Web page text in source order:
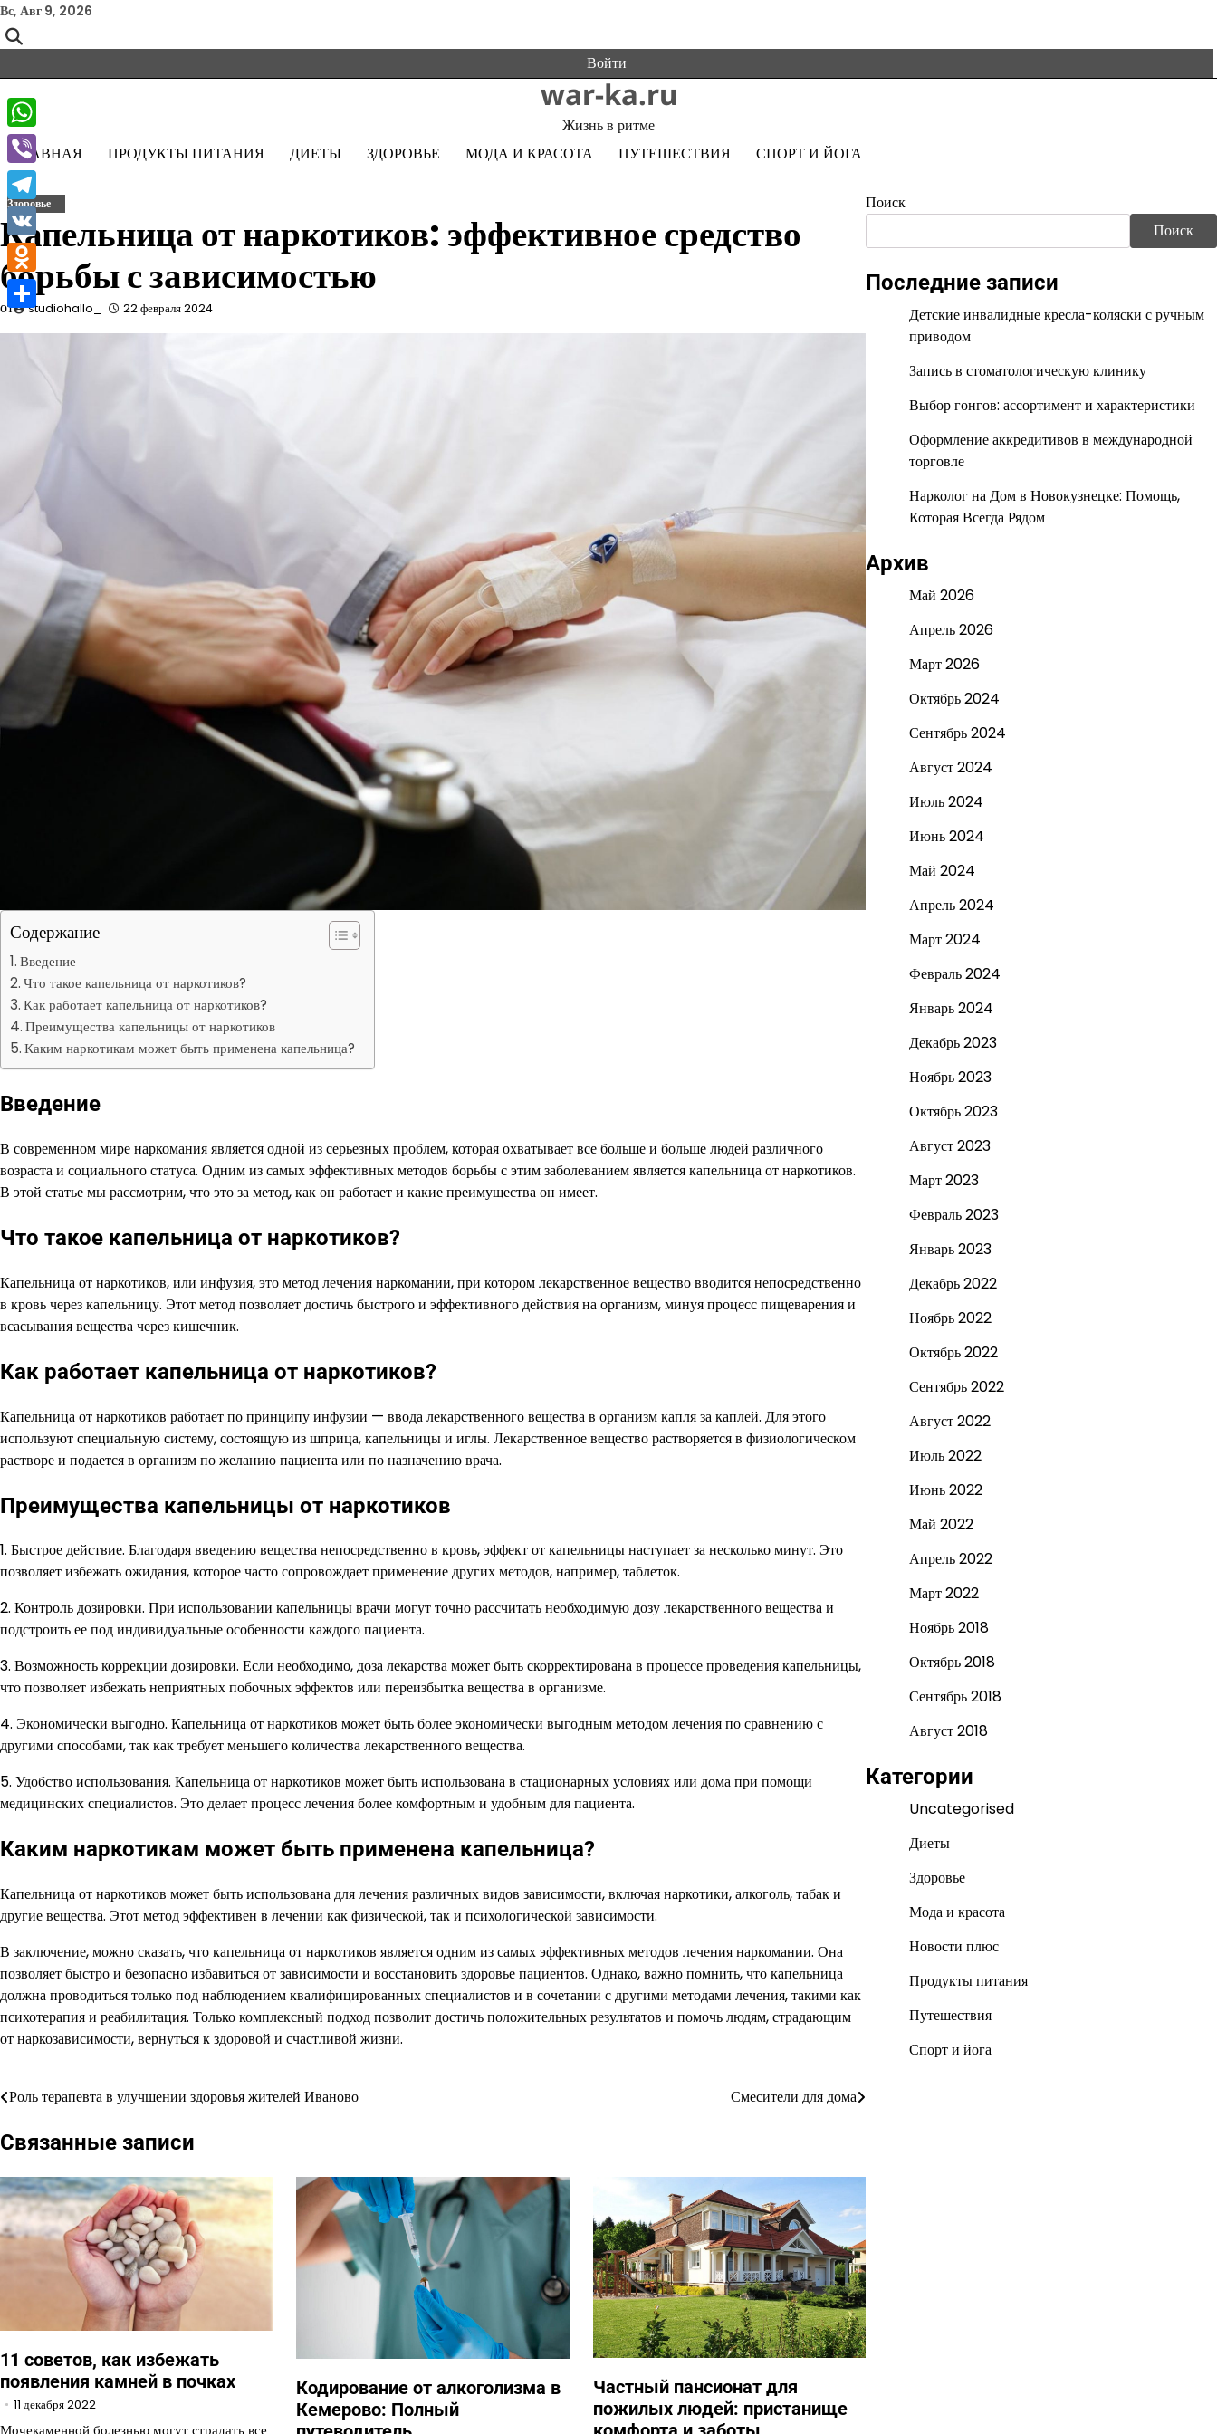
Перейти
к
содержимому
Вс, Авг 9, 2026
Войти
war-ka.ru
Жизнь в ритме
ГЛАВНАЯ
ПРОДУКТЫ ПИТАНИЯ ДИЕТЫ ЗДОРОВЬЕ МОДА И КРАСОТА ПУТЕШЕСТВИЯ СПОРТ И ЙОГА
Здоровье
Капельница от наркотиков: эффективное средство
борьбы с зависимостью
от studiohallo_ 22 февраля 2024
Содержание
Введение
Что такое капельница от наркотиков?
Как работает капельница от наркотиков?
Преимущества капельницы от наркотиков
Каким наркотикам может быть применена капельница?
Введение
В современном мире наркомания является одной из серьезных проблем, которая охватывает все больше и больше людей различного
возраста и социального статуса. Одним из самых эффективных методов борьбы с этим заболеванием является капельница от наркотиков.
В этой статье мы рассмотрим, что это за метод, как он работает и какие преимущества он имеет.
Что такое капельница от наркотиков?
Капельница от наркотиков, или инфузия, это метод лечения наркомании, при котором лекарственное вещество вводится непосредственно
в кровь через капельницу. Этот метод позволяет достичь быстрого и эффективного действия на организм, минуя процесс пищеварения и
всасывания вещества через кишечник.
Как работает капельница от наркотиков?
Капельница от наркотиков работает по принципу инфузии — ввода лекарственного вещества в организм капля за каплей. Для этого
используют специальную систему, состоящую из шприца, капельницы и иглы. Лекарственное вещество растворяется в физиологическом
растворе и подается в организм по желанию пациента или по назначению врача.
Преимущества капельницы от наркотиков
1. Быстрое действие. Благодаря введению вещества непосредственно в кровь, эффект от капельницы наступает за несколько минут. Это
позволяет избежать ожидания, которое часто сопровождает применение других методов, например, таблеток.
2. Контроль дозировки. При использовании капельницы врачи могут точно рассчитать необходимую дозу лекарственного вещества и
подстроить ее под индивидуальные особенности каждого пациента.
3. Возможность коррекции дозировки. Если необходимо, доза лекарства может быть скорректирована в процессе проведения капельницы,
что позволяет избежать неприятных побочных эффектов или переизбытка вещества в организме.
4. Экономически выгодно. Капельница от наркотиков может быть более экономически выгодным методом лечения по сравнению с
другими способами, так как требует меньшего количества лекарственного вещества.
5. Удобство использования. Капельница от наркотиков может быть использована в стационарных условиях или дома при помощи
медицинских специалистов. Это делает процесс лечения более комфортным и удобным для пациента.
Каким наркотикам может быть применена капельница?
Капельница от наркотиков может быть использована для лечения различных видов зависимости, включая наркотики, алкоголь, табак и
другие вещества. Этот метод эффективен в лечении как физической, так и психологической зависимости.
В заключение, можно сказать, что капельница от наркотиков является одним из самых эффективных методов лечения наркомании. Она
позволяет быстро и безопасно избавиться от зависимости и восстановить здоровье пациентов. Однако, важно помнить, что капельница
должна проводиться только под наблюдением квалифицированных специалистов и в сочетании с другими методами лечения, такими как
психотерапия и реабилитация. Только комплексный подход позволит достичь положительных результатов и помочь людям, страдающим
от наркозависимости, вернуться к здоровой и счастливой жизни.
Навигация
по
Роль терапевта в улучшении здоровья жителей Иваново Смесители для дома
Связанные записи
11 советов, как избежать
появления камней в почках
11 декабря 2022
Мочекаменной болезнью могут страдать все
Кодирование от алкоголизма в
Кемерово: Полный
Частный пансионат для
пожилых людей: пристанище
Поиск
Поиск
Последние записи
Детские инвалидные кресла-коляски с ручным
приводом
Запись в стоматологическую клинику
Выбор гонгов: ассортимент и характеристики
Оформление аккредитивов в международной
торговле
Нарколог на Дом в Новокузнецке: Помощь,
Которая Всегда Рядом
Архив
Май 2026
Апрель 2026
Март 2026
Октябрь 2024
Сентябрь 2024
Август 2024
Июль 2024
Июнь 2024
Май 2024
Апрель 2024
Март 2024
Февраль 2024
Январь 2024
Декабрь 2023
Ноябрь 2023
Октябрь 2023
Август 2023
Март 2023
Февраль 2023
Январь 2023
Декабрь 2022
Ноябрь 2022
Октябрь 2022
Сентябрь 2022
Август 2022
Июль 2022
Июнь 2022
Май 2022
Апрель 2022
Март 2022
Ноябрь 2018
Октябрь 2018
Сентябрь 2018
Август 2018
Категории
Uncategorised
Диеты
Здоровье
Мода и красота
Новости плюс
Продукты питания
Путешествия
Спорт и йога
WhatsApp
Viber
Telegram
VK
Odnoklassniki